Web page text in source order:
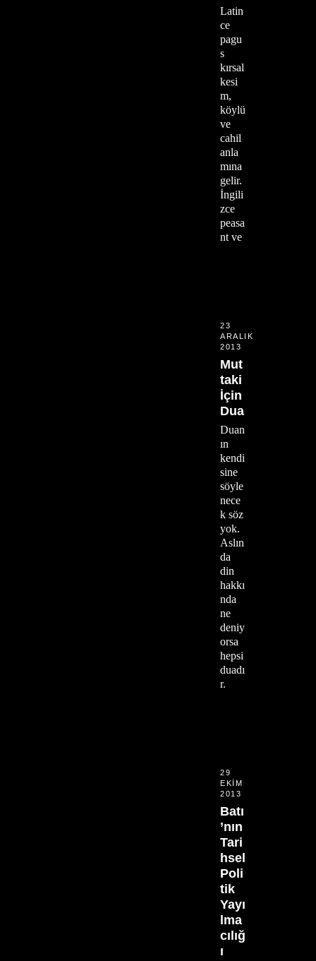
Latin
ce
pagu
s
kırsal
kesi
m,
köylü
ve
cahil
anla
mına
gelir.
İngili
zce
peasa
nt ve
23
ARALIK
2013
Mut
taki
İçin
Dua
Duan
ın
kendi
sine
söyle
nece
k söz
yok.
Aslın
da
din
hakkı
nda
ne
deniy
orsa
hepsi
duadı
r.
29
EKIM
2013
Batı
’nın
Tari
hsel
Poli
tik
Yayı
lma
cılığ
ı